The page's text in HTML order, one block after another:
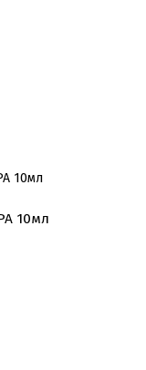
10мл